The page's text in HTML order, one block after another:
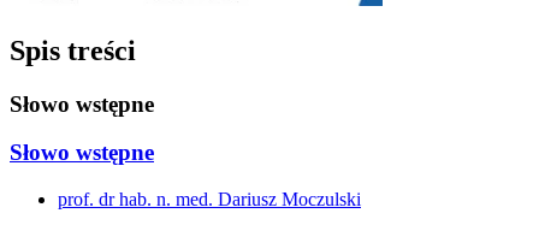
Spis treści
Słowo wstępne
Słowo wstępne
prof. dr hab. n. med. Dariusz Moczulski